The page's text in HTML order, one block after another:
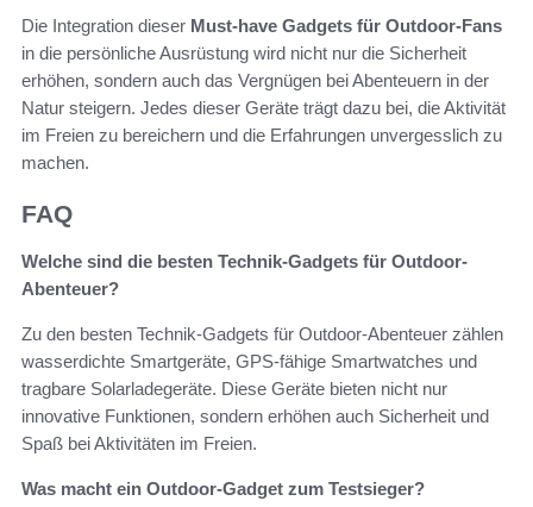
Die Integration dieser Must-have Gadgets für Outdoor-Fans
in die persönliche Ausrüstung wird nicht nur die Sicherheit
erhöhen, sondern auch das Vergnügen bei Abenteuern in der
Natur steigern. Jedes dieser Geräte trägt dazu bei, die Aktivität
im Freien zu bereichern und die Erfahrungen unvergesslich zu
machen.
FAQ
Welche sind die besten Technik-Gadgets für Outdoor-
Abenteuer?
Zu den besten Technik-Gadgets für Outdoor-Abenteuer zählen
wasserdichte Smartgeräte, GPS-fähige Smartwatches und
tragbare Solarladegeräte. Diese Geräte bieten nicht nur
innovative Funktionen, sondern erhöhen auch Sicherheit und
Spaß bei Aktivitäten im Freien.
Was macht ein Outdoor-Gadget zum Testsieger?